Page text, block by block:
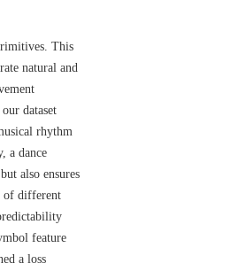
This
natural and
dataset
rhythm
a dance
also ensures
of different
feature
a loss